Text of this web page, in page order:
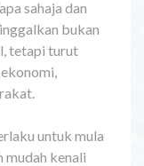
sahaja dan
bukan
tetapi turut
untuk mula
mudah kenali